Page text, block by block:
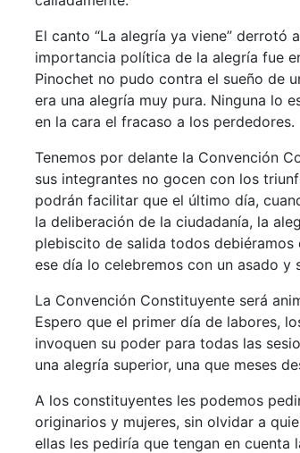
El canto “La alegría ya viene” derrotó
importancia política de la alegría fue
Pinochet no pudo contra el sueño de
era una alegría muy pura. Ninguna lo
en la cara el fracaso a los perdedores.
Tenemos por delante la Convención
sus integrantes no gocen con los
podrán facilitar que el último día,
la deliberación de la ciudadanía, la
plebiscito de salida todos
ese día lo celebremos con un asado y
La Convención Constituyente será
Espero que el primer día de labores,
invoquen su poder para todas las
una alegría superior, una que meses
A los constituyentes les podemos
originarios y mujeres, sin olvidar a
ellas les pediría que tengan en cuenta